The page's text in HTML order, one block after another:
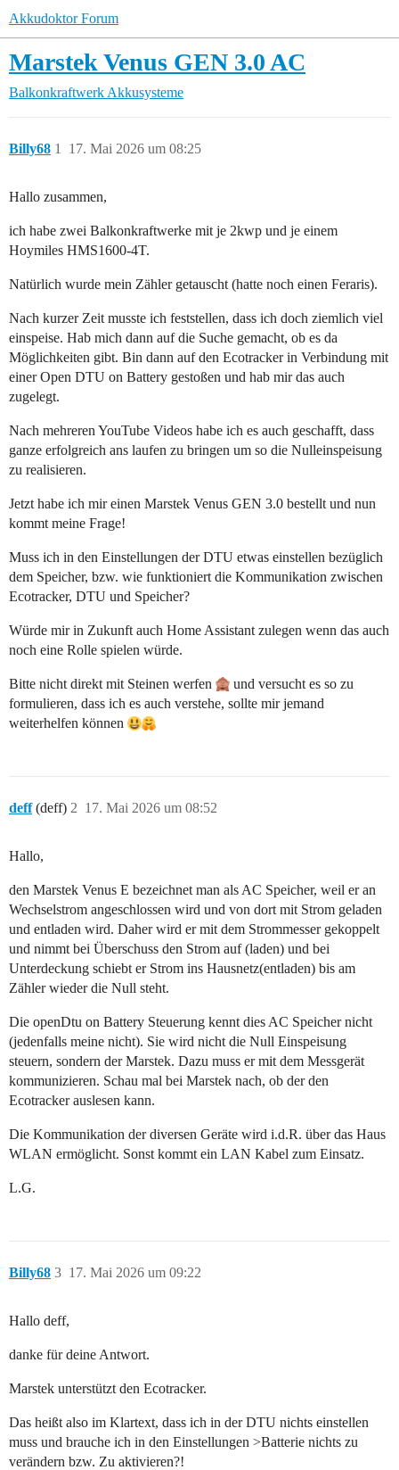
Akkudoktor Forum
Marstek Venus GEN 3.0 AC
Balkonkraftwerk Akkusysteme
Billy68 17. Mai 2026 um 08:25
1
Hallo zusammen,
ich habe zwei Balkonkraftwerke mit je 2kwp und je einem
Hoymiles HMS1600-4T.
Natürlich wurde mein Zähler getauscht (hatte noch einen Feraris).
Nach kurzer Zeit musste ich feststellen, dass ich doch ziemlich viel
einspeise. Hab mich dann auf die Suche gemacht, ob es da
Möglichkeiten gibt. Bin dann auf den Ecotracker in Verbindung mit
einer Open DTU on Battery gestoßen und hab mir das auch
zugelegt.
Nach mehreren YouTube Videos habe ich es auch geschafft, dass
ganze erfolgreich ans laufen zu bringen um so die Nulleinspeisung
zu realisieren.
Jetzt habe ich mir einen Marstek Venus GEN 3.0 bestellt und nun
kommt meine Frage!
Muss ich in den Einstellungen der DTU etwas einstellen bezüglich
dem Speicher, bzw. wie funktioniert die Kommunikation zwischen
Ecotracker, DTU und Speicher?
Würde mir in Zukunft auch Home Assistant zulegen wenn das auch
noch eine Rolle spielen würde.
Bitte nicht direkt mit Steinen werfen
und versucht es so zu
formulieren, dass ich es auch verstehe, sollte mir jemand
weiterhelfen können
deff (deff) 17. Mai 2026 um 08:52
2
Hallo,
den Marstek Venus E bezeichnet man als AC Speicher, weil er an
Wechselstrom angeschlossen wird und von dort mit Strom geladen
und entladen wird. Daher wird er mit dem Strommesser gekoppelt
und nimmt bei Überschuss den Strom auf (laden) und bei
Unterdeckung schiebt er Strom ins Hausnetz(entladen) bis am
Zähler wieder die Null steht.
Die openDtu on Battery Steuerung kennt dies AC Speicher nicht
(jedenfalls meine nicht). Sie wird nicht die Null Einspeisung
steuern, sondern der Marstek. Dazu muss er mit dem Messgerät
kommunizieren. Schau mal bei Marstek nach, ob der den
Ecotracker auslesen kann.
Die Kommunikation der diversen Geräte wird i.d.R. über das Haus
WLAN ermöglicht. Sonst kommt ein LAN Kabel zum Einsatz.
L.G.
Billy68 17. Mai 2026 um 09:22
3
Hallo deff,
danke für deine Antwort.
Marstek unterstützt den Ecotracker.
Das heißt also im Klartext, dass ich in der DTU nichts einstellen
muss und brauche ich in den Einstellungen >Batterie nichts zu
verändern bzw. Zu aktivieren?!